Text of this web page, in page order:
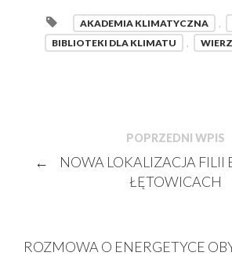
AKADEMIA KLIMATYCZNA ,
BIBLIOTEKI DLA KLIMATU
,
POPRZEDNI WPIS
←
NOWA LOKALIZACJA FILII
ŁĘTOWICACH
ROZMOWA O ENERGETYCE